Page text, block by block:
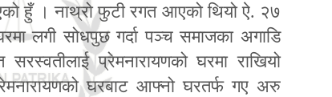
हुँ । नाथ्रो फुटी रगत आएको थियो ऐ. २७
लगी सोधपुछ गर्दा पञ्च समाजका अगाडि
प्रेमनारायणको घरमा राखियो
घरबाट आफ्नो घरतर्फ गए अरु